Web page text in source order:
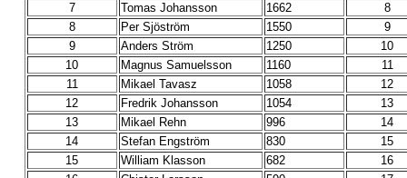
7
Tomas Johansson 1662
8
8
Per Sjöström 1550
9
9
Anders Ström 1250
10
10
Magnus Samuelsson 1160
11
11
Mikael Tavasz 1058
12
12
Fredrik Johansson 1054
13
13
Mikael Rehn 996
14
14
Stefan Engström 830
15
15
William Klasson 682
16